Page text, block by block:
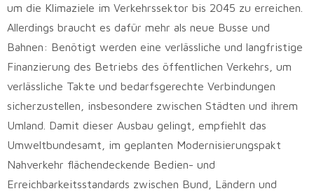
um die Klimaziele im Verkehrssektor bis 2045 zu erreichen.
Allerdings braucht es dafür mehr als neue Busse und
Bahnen: Benötigt werden eine verlässliche und langfristige
Finanzierung des Betriebs des öffentlichen Verkehrs, um
verlässliche Takte und bedarfsgerechte Verbindungen
sicherzustellen, insbesondere zwischen Städten und ihrem
Umland. Damit dieser Ausbau gelingt, empfiehlt das
Umweltbundesamt, im geplanten Modernisierungspakt
Nahverkehr flächendeckende Bedien- und
Erreichbarkeitsstandards zwischen Bund, Ländern und